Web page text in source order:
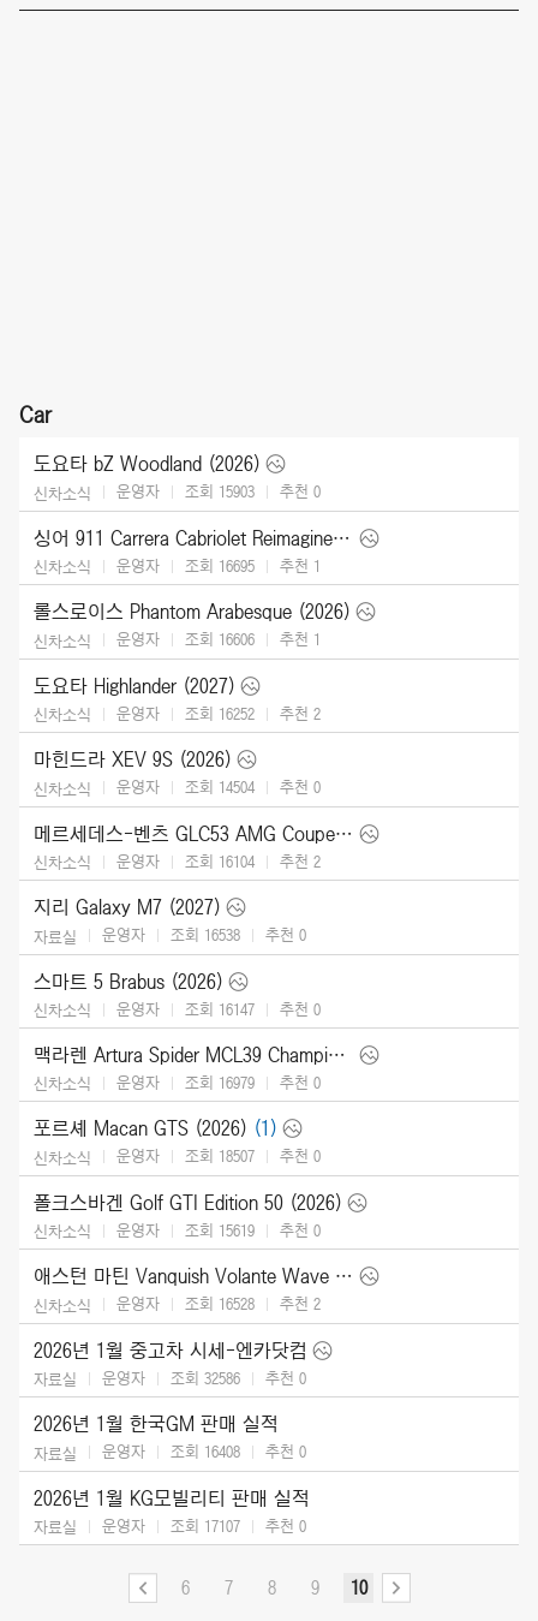
Car
도요타 bZ Woodland (2026)
신차소식 운영자 조회 15903 추천 0
싱어 911 Carrera Cabriolet Reimagined Type 964 (2026)
신차소식 운영자 조회 16695 추천 1
롤스로이스 Phantom Arabesque (2026)
신차소식 운영자 조회 16606 추천 1
도요타 Highlander (2027)
신차소식 운영자 조회 16252 추천 2
마힌드라 XEV 9S (2026)
신차소식 운영자 조회 14504 추천 0
메르세데스-벤츠 GLC53 AMG Coupe (2027)
신차소식 운영자 조회 16104 추천 2
지리 Galaxy M7 (2027)
자료실 운영자 조회 16538 추천 0
스마트 5 Brabus (2026)
신차소식 운영자 조회 16147 추천 0
맥라렌 Artura Spider MCL39 Championship Edition (2026)
신차소식 운영자 조회 16979 추천 0
포르셰 Macan GTS (2026) (1)
신차소식 운영자 조회 18507 추천 0
폴크스바겐 Golf GTI Edition 50 (2026)
신차소식 운영자 조회 15619 추천 0
애스턴 마틴 Vanquish Volante Wave Edition (2026)
신차소식 운영자 조회 16528 추천 2
2026년 1월 중고차 시세-엔카닷컴
자료실 운영자 조회 32586 추천 0
2026년 1월 한국GM 판매 실적
자료실 운영자 조회 16408 추천 0
2026년 1월 KG모빌리티 판매 실적
자료실 운영자 조회 17107 추천 0
6 7 8 9 10